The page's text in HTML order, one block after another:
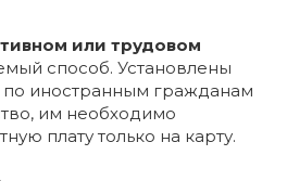
или трудовом
способ. Установлены
по иностранным гражданам
им необходимо
плату только на карту.